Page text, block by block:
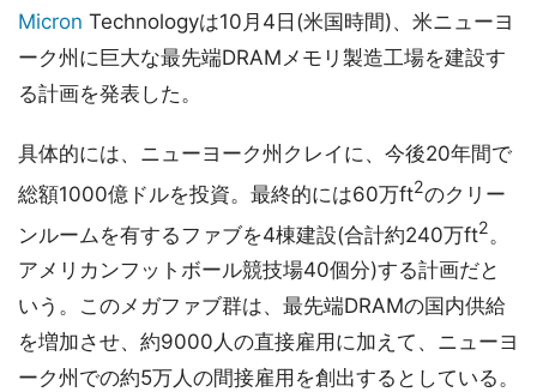
Micron Technologyは10月4日(米国時間)、米ニューヨ
ーク州に巨大な最先端DRAMメモリ製造工場を建設す
る計画を発表した。
具体的には、ニューヨーク州クレイに、今後20年間で
総額1000億ドルを投資。最終的には60万ft2のクリー
ンルームを有するファブを4棟建設(合計約240万ft2。
アメリカンフットボール競技場40個分)する計画だと
いう。このメガファブ群は、最先端DRAMの国内供給
を増加させ、約9000人の直接雇用に加えて、ニューヨ
ーク州での約5万人の間接雇用を創出するとしている。